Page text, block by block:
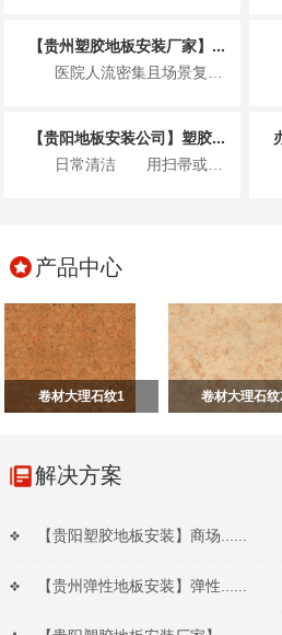
【贵州塑胶地板安装厂家】...
医院人流密集且场景复杂，塑胶地板因适配医疗需求成为主流地面材料，其基本要求围绕...
【贵阳地板安装公司】塑胶...
日常清洁 用扫帚或吸尘器清除表面灰尘...
产品中心
卷材大理石纹1 卷材大理石纹
解决方案
【贵阳塑胶地板安装】商场......
【贵州弹性地板安装】弹性......